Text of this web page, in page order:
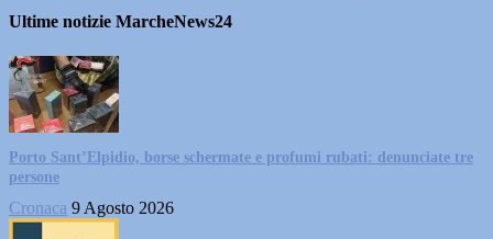
Ultime notizie MarcheNews24
Porto Sant’Elpidio, borse schermate e profumi rubati: denunciate tre
persone
Cronaca 9 Agosto 2026